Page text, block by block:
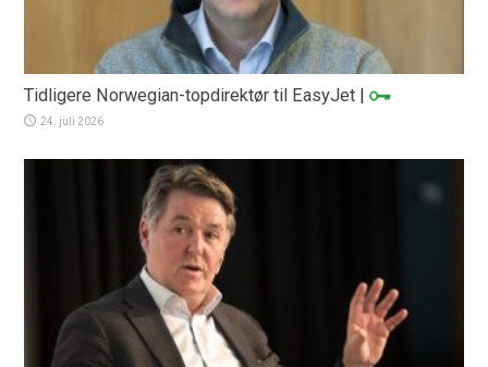
Tidligere Norwegian-topdirektør til EasyJet |
24. juli 2026